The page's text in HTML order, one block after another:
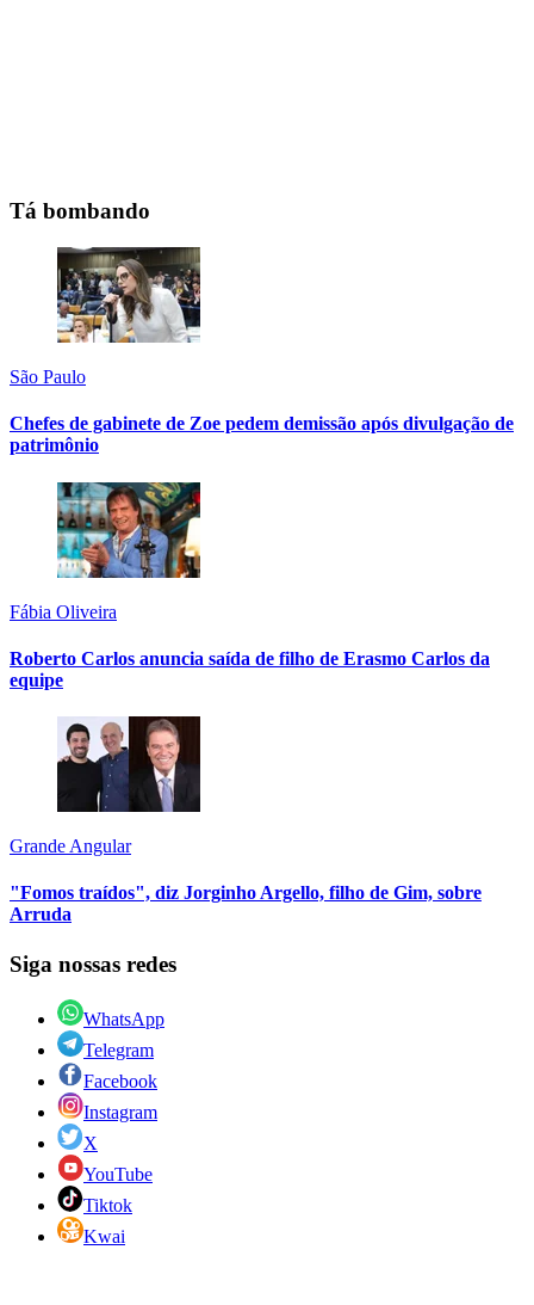
Tá bombando
São Paulo
Chefes de gabinete de Zoe pedem demissão após divulgação de
patrimônio
Fábia Oliveira
Roberto Carlos anuncia saída de filho de Erasmo Carlos da
equipe
Grande Angular
"Fomos traídos", diz Jorginho Argello, filho de Gim, sobre
Arruda
Siga nossas redes
WhatsApp
Telegram
Facebook
Instagram
X
YouTube
Tiktok
Kwai